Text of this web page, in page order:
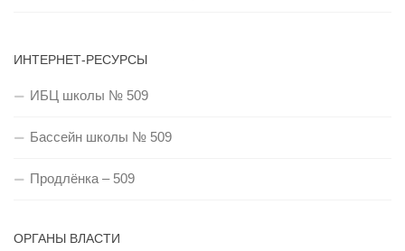
ИНТЕРНЕТ-РЕСУРСЫ
ИБЦ школы № 509
Бассейн школы № 509
Продлёнка – 509
ОРГАНЫ ВЛАСТИ